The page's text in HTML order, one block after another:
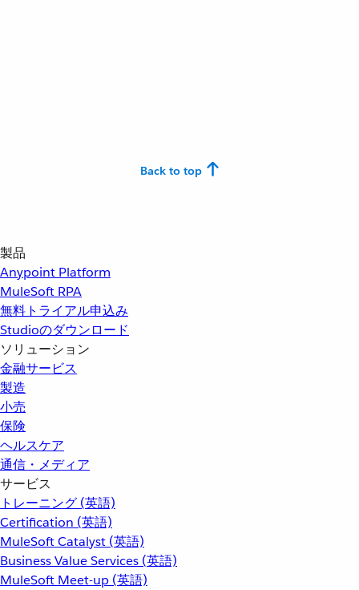
Back to top
製品
Anypoint Platform
MuleSoft RPA
無料トライアル申込み
Studioのダウンロード
ソリューション
金融サービス
製造
小売
保険
ヘルスケア
通信・メディア
サービス
トレーニング (英語)
Certification (英語)
MuleSoft Catalyst (英語)
Business Value Services (英語)
MuleSoft Meet-up (英語)